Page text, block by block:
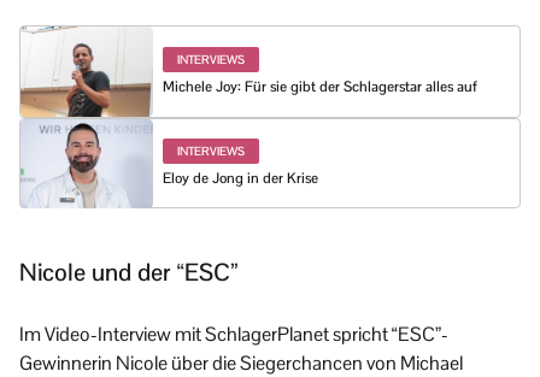
INTERVIEWS
Michele Joy: Für sie gibt der Schlagerstar alles auf
INTERVIEWS
Eloy de Jong in der Krise
Nicole und der “ESC”
Im Video-Interview mit SchlagerPlanet spricht “ESC”-
Gewinnerin Nicole über die Siegerchancen von Michael